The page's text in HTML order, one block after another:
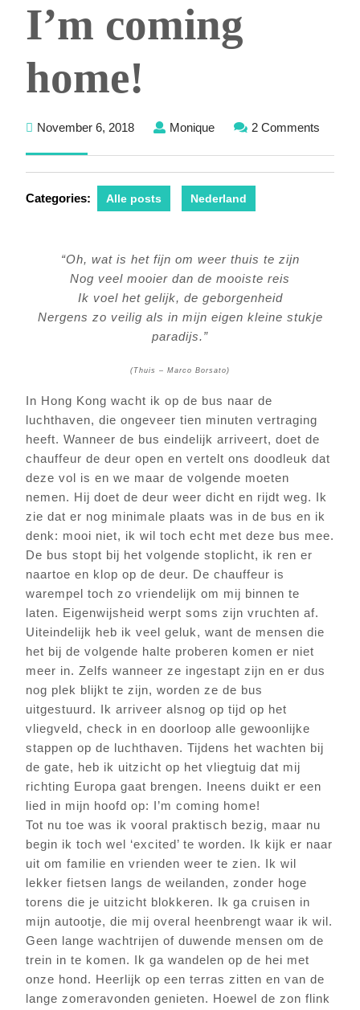
I’m coming
home!
November 6, 2018NovemberMoniqueMonique2 Comments
Categories: Alle posts Nederland
“Oh, wat is het fijn om weer thuis te zijn
Nog veel mooier dan de mooiste reis
Ik voel het gelijk, de geborgenheid
Nergens zo veilig als in mijn eigen kleine stukje
paradijs.”
(Thuis – Marco Borsato)
In Hong Kong wacht ik op de bus naar de
luchthaven, die ongeveer tien minuten vertraging
heeft. Wanneer de bus eindelijk arriveert, doet de
chauffeur de deur open en vertelt ons doodleuk dat
deze vol is en we maar de volgende moeten
nemen. Hij doet de deur weer dicht en rijdt weg. Ik
zie dat er nog minimale plaats was in de bus en ik
denk: mooi niet, ik wil toch echt met deze bus mee.
De bus stopt bij het volgende stoplicht, ik ren er
naartoe en klop op de deur. De chauffeur is
warempel toch zo vriendelijk om mij binnen te
laten. Eigenwijsheid werpt soms zijn vruchten af.
Uiteindelijk heb ik veel geluk, want de mensen die
het bij de volgende halte proberen komen er niet
meer in. Zelfs wanneer ze ingestapt zijn en er dus
nog plek blijkt te zijn, worden ze de bus
uitgestuurd. Ik arriveer alsnog op tijd op het
vliegveld, check in en doorloop alle gewoonlijke
stappen op de luchthaven. Tijdens het wachten bij
de gate, heb ik uitzicht op het vliegtuig dat mij
richting Europa gaat brengen. Ineens duikt er een
lied in mijn hoofd op: I’m coming home!
Tot nu toe was ik vooral praktisch bezig, maar nu
begin ik toch wel ‘excited’ te worden. Ik kijk er naar
uit om familie en vrienden weer te zien. Ik wil
lekker fietsen langs de weilanden, zonder hoge
torens die je uitzicht blokkeren. Ik ga cruisen in
mijn autootje, die mij overal heenbrengt waar ik wil.
Geen lange wachtrijen of duwende mensen om de
trein in te komen. Ik ga wandelen op de hei met
onze hond. Heerlijk op een terras zitten en van de
lange zomeravonden genieten. Hoewel de zon flink